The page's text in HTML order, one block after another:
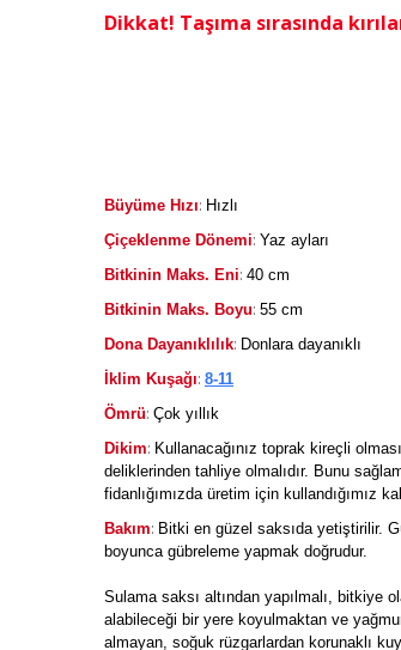
Dikkat! Taşıma sırasında
Büyüme Hızı: Hızlı
Çiçeklenme Dönemi: Yaz ayları
Bitkinin Maks. Eni: 40 cm
Bitkinin Maks. Boyu: 55 cm
Dona Dayanıklılık: Donlara dayanıklı
İklim Kuşağı: 8-11
Ömrü: Çok yıllık
Dikim: Kullanacağınız toprak kireçli
deliklerinden tahliye olmalıdır. Bunu
fidanlığımızda üretim için kullandığımız
Bakım: Bitki en güzel saksıda yetiştirilir.
boyunca gübreleme yapmak doğrudur.
Sulama saksı altından yapılmalı, bitkiye
alabileceği bir yere koyulmaktan ve
almayan, soğuk rüzgarlardan korunaklı